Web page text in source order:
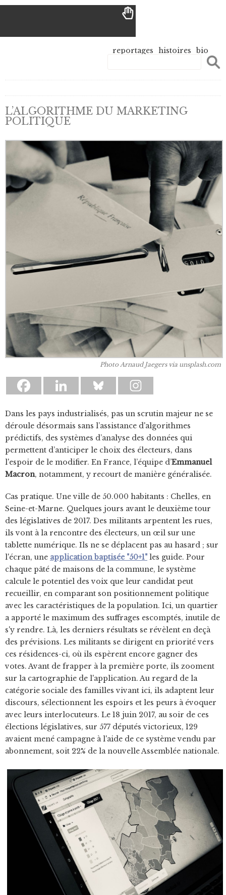
reportages histoires bio
L’ALGORITHME DU MARKETING
POLITIQUE
Photo Arnaud Jaegers via unsplash.com
Dans les pays industrialisés, pas un scrutin majeur ne se
déroule désormais sans l’assistance d'algorithmes
prédictifs, des systèmes d’analyse des données qui
permettent d’anticiper le choix des électeurs, dans
l'espoir de le modifier. En France, l’équipe d’Emmanuel
Macron, notamment, y recourt de manière généralisée.
Cas pratique. Une ville de 50.000 habitants : Chelles, en
Seine-et-Marne. Quelques jours avant le deuxième tour
des législatives de 2017. Des militants arpentent les rues,
ils vont à la rencontre des électeurs, un œil sur une
tablette numérique. Ils ne se déplacent pas au hasard ; sur
l'écran, une application baptisée "50+1" les guide. Pour
chaque pâté de maisons de la commune, le système
calcule le potentiel des voix que leur candidat peut
recueillir, en comparant son positionnement politique
avec les caractéristiques de la population. Ici, un quartier
a apporté le maximum des suffrages escomptés, inutile de
s'y rendre. Là, les derniers résultats se révèlent en deçà
des prévisions. Les militants se dirigent en priorité vers
ces résidences-ci, où ils espèrent encore gagner des
votes. Avant de frapper à la première porte, ils zooment
sur la cartographie de l'application. Au regard de la
catégorie sociale des familles vivant ici, ils adaptent leur
discours, sélectionnent les espoirs et les peurs à évoquer
avec leurs interlocuteurs. Le 18 juin 2017, au soir de ces
élections législatives, sur 577 députés victorieux, 129
avaient mené campagne à l'aide de ce système vendu par
abonnement, soit 22% de la nouvelle Assemblée nationale.